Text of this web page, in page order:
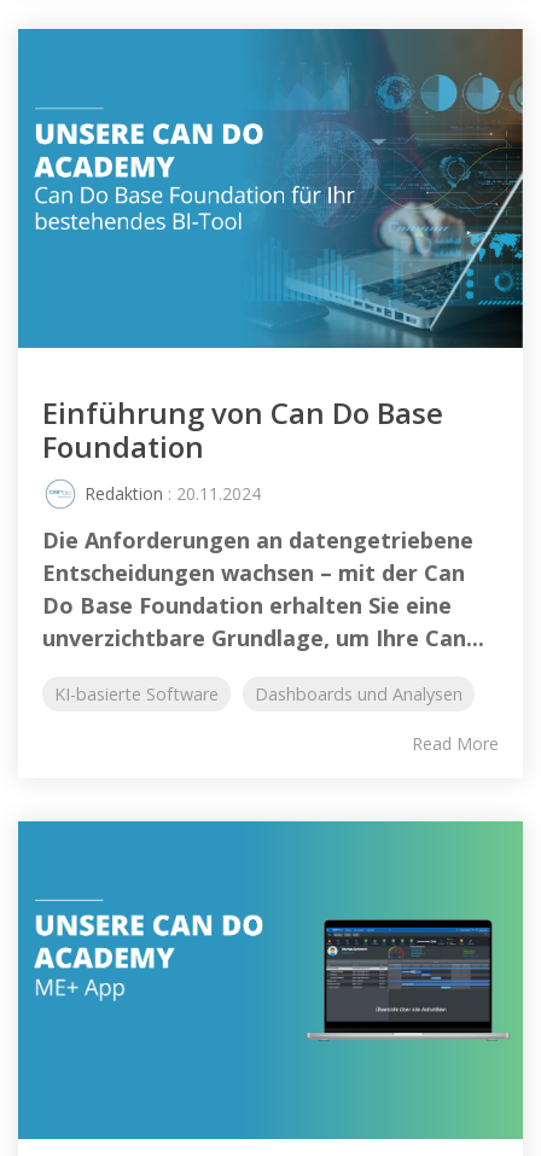
Einführung von Can Do Base
Foundation
Redaktion : 20.11.2024
Die Anforderungen an datengetriebene
Entscheidungen wachsen – mit der Can
Do Base Foundation erhalten Sie eine
unverzichtbare Grundlage, um Ihre Can...
KI-basierte Software Dashboards und Analysen
Read More